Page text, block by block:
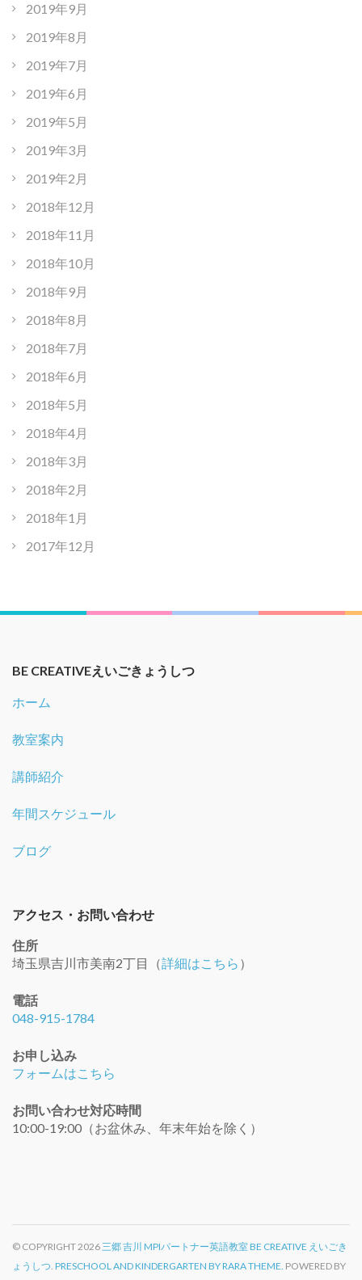
2019年9月
2019年8月
2019年7月
2019年6月
2019年5月
2019年3月
2019年2月
2018年12月
2018年11月
2018年10月
2018年9月
2018年8月
2018年7月
2018年6月
2018年5月
2018年4月
2018年3月
2018年2月
2018年1月
2017年12月
BE CREATIVEえいごきょうしつ
ホーム
教室案内
講師紹介
年間スケジュール
ブログ
アクセス・お問い合わせ
住所
埼玉県吉川市美南2丁目（詳細はこちら ）
電話
048-915-1784
お申し込み
フォームはこちら
お問い合わせ対応時間
10:00-19:00（お盆休み、年末年始を除く）
© COPYRIGHT 2026 三郷 吉川 MPIパートナー英語教室 BE CREATIVE えいごき
ょうしつ PRESCHOOL AND KINDERGARTEN BY RARA THEME. POWERED BY